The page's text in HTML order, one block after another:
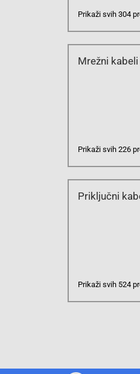
Prikaži svih 304
Mrežni kabeli
Prikaži svih 226
Priključni
Prikaži svih 524